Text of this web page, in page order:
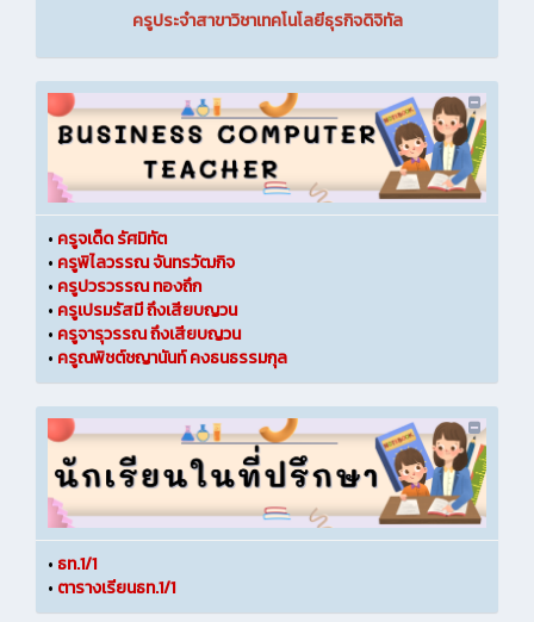
ครูประจำสาขาวิชาเทคโนโลยีธุรกิจดิจิทัล
• ครูจเด็ด รัศมิทัต
• ครูพิไลวรรณ จันทรวัฒกิจ
• ครูปวรวรรณ ทองถึก
• ครูเปรมรัสมี ถึงเสียบญวน
• ครูจารุวรรณ ถึงเสียบญวน
• ครูณพิชต์ชญานันท์ คงธนธรรมกุล
• ธท.1/1
• ตารางเรียนธท.1/1